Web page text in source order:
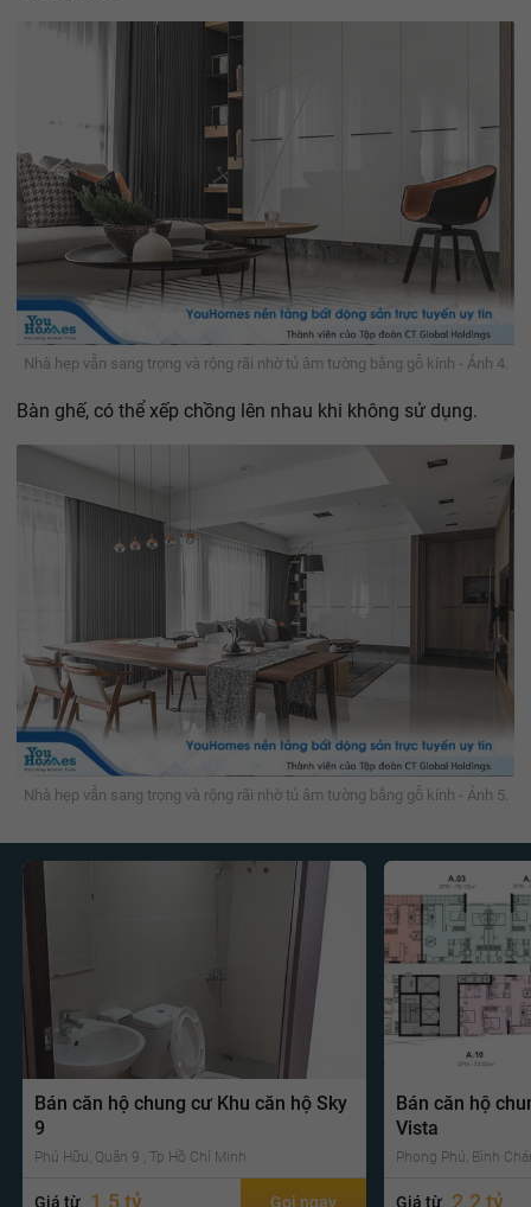
Nhà hẹp vẫn sang trọng và rộng rãi nhờ tủ âm tường bằng gỗ kính - Ảnh 4.
Bàn ghế, có thể xếp chồng lên nhau khi không sử dụng.
Nhà hẹp vẫn sang trọng và rộng rãi nhờ tủ âm tường bằng gỗ kính - Ảnh 5.
Bán căn hộ chung cư Khu căn hộ Sky
9
Phú Hữu, Quận 9 , Tp Hồ Chí Minh
Giá từ 1.5 tỷ Gọi ngay
Bán căn hộ
Vista
Phong Phú, Bình
Giá từ 2.2 tỷ